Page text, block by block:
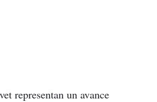
representan un avance